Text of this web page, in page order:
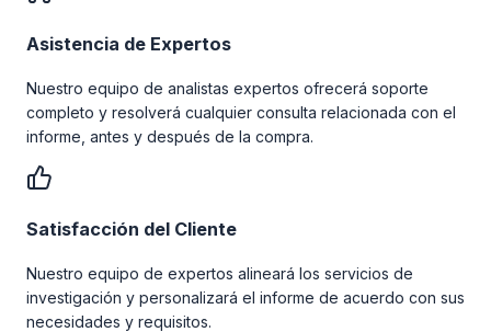
Asistencia de Expertos
Nuestro equipo de analistas expertos ofrecerá soporte
completo y resolverá cualquier consulta relacionada con el
informe, antes y después de la compra.
Satisfacción del Cliente
Nuestro equipo de expertos alineará los servicios de
investigación y personalizará el informe de acuerdo con sus
necesidades y requisitos.